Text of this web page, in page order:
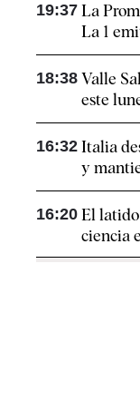
19:37 La
La 1
18:38 Valle
este
16:32 Italia
y
16:20 El latido
ciencia